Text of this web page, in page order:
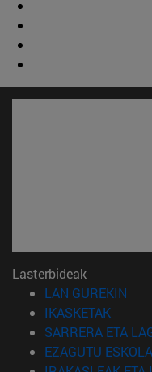
Lasterbideak
LAN GUREKIN
IKASKETAK(Beste
SARRERA ETA
EZAGUTU ESKOLA